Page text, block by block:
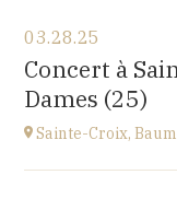
Cuse-et-Adrisans
(25680)
at18H30
03.28.25
Concert à
Dames (25)
Sainte-Croix,